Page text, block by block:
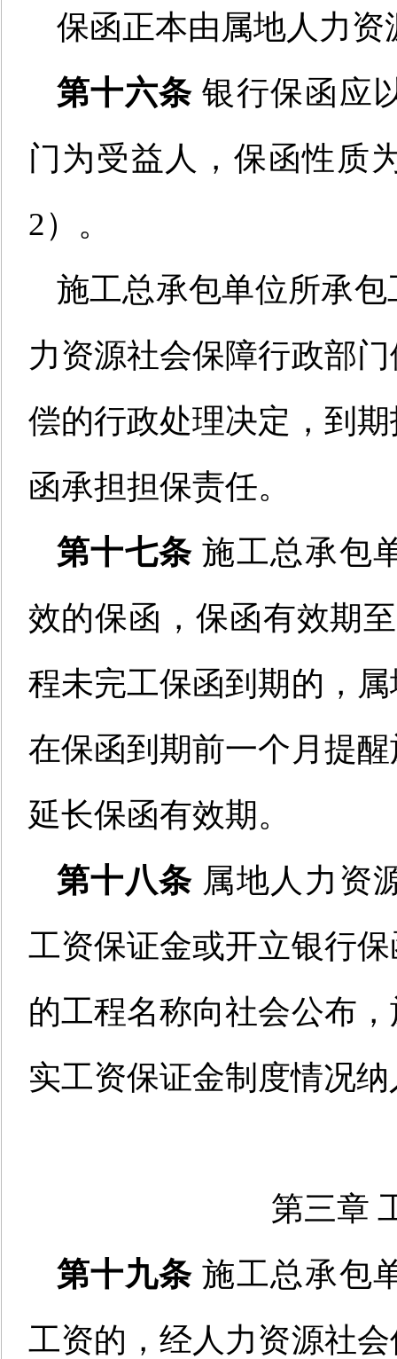
保函正本由属地人力
第十六条 银行保函应
门 为受益人 ， 保函性质
2） 。
施工总承包单位所承
力资源社会保障行政部
偿的行政处理决定 ， 到
函承担担保责任。
第十七条 施工总承包
效的保函 ， 保函有效期
程未完工保函到期的 ，
在保函到期前一个月提醒
延长保函有效期。
第十八条 属地人力资
工资保证金或开立银行
的工程名称向社会公布
实工资保证金制度情况
第三章
第十九条 施工总承包
工资的 ， 经人力资源社